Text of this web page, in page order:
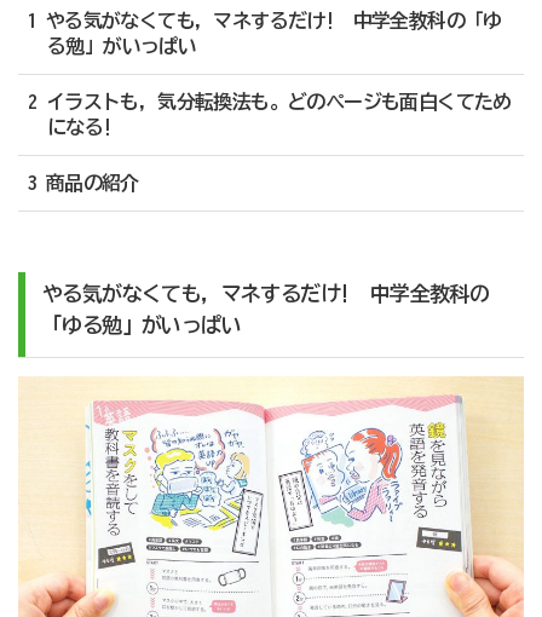
1 やる気がなくても，マネするだけ! 中学全教科の「ゆ
る勉」がいっぱい​
2 イラストも，気分転換法も。どのページも面白くてため
になる!
3 商品の紹介
やる気がなくても，マネするだけ! 中学全教科の
「ゆる勉」がいっぱい